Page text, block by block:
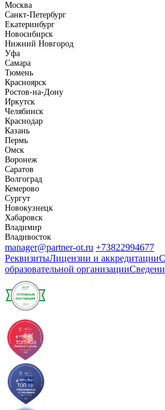
Москва
Санкт-Петербург
Екатеринбург
Новосибирск
Нижний Новгород
Уфа
Самара
Тюмень
Красноярск
Ростов-на-Дону
Иркутск
Челябинск
Краснодар
Казань
Пермь
Омск
Воронеж
Саратов
Волгоград
Кемерово
Сургут
Новокузнецк
Хабаровск
Владимир
Владивосток
manager@partner-ot.ru +73822994677
РеквизитыЛицензии и аккредитации
образовательной организации